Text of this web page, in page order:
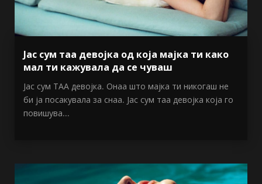
Јас сум таа девојка од која мајка ти како
мал ти кажувала да се чуваш
Јас сум ТАА девојка. Онаа што мајка ти никогаш не
би ја посакувала за снаа. Јас сум таа девојка која го
повишува...